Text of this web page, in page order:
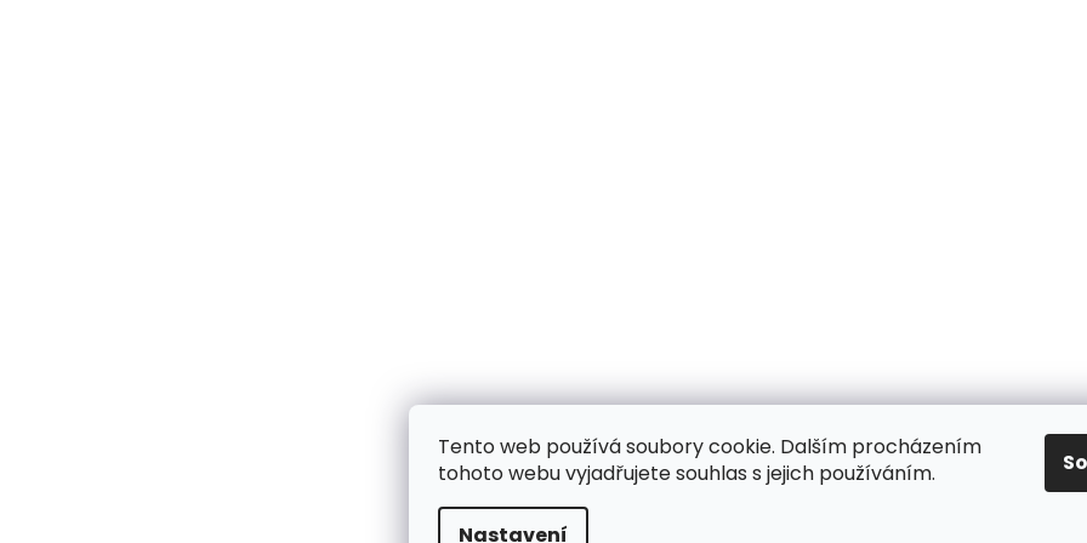
Tento web používá soubory cookie. Dalším procházením
tohoto webu vyjadřujete souhlas s jejich používáním.
Nastavení